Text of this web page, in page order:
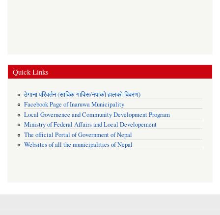
Quick Links
ठेगाना परिवर्तन (साविक गाविस/नपाको हालको विवरण)
Facebook Page of Inaruwa Municipality
Local Governence and Community Development Program
Ministry of Federal Affairs and Local Developement
The official Portal of Government of Nepal
Websites of all the municipalities of Nepal